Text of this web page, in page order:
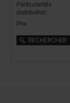
Particularités
distribution:
Prix: